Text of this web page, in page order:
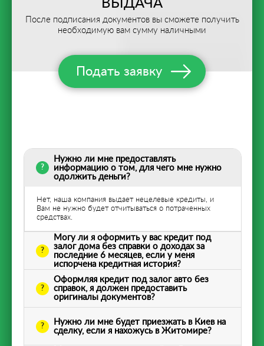
ВЫДАЧА
После подписания документов вы сможете получить
необходимую вам сумму наличными
Подать заявку
Нет, наша компания выдает нецелевые кредиты, и
Вам не нужно будет отчитываться о потраченных
средствах.
Нужно ли мне предоставлять
информацию о том, для чего мне нужно
одолжить деньги?
Могу ли я оформить у вас кредит под
залог дома без справки о доходах за
последние 6 месяцев, если у меня
испорчена кредитная история?
Оформляя кредит под залог авто без
справок, я должен предоставить
оригиналы документов?
Нужно ли мне будет приезжать в Киев на
сделку, если я нахожусь в Житомире?